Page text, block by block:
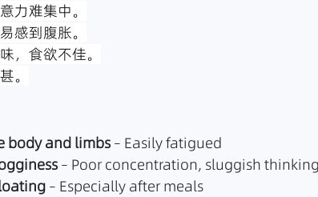
力难集中。
感到腹胀。
，食欲不佳。
。
body and limbs – Easily fatigued
– Poor concentration, sluggish
– Especially after meals